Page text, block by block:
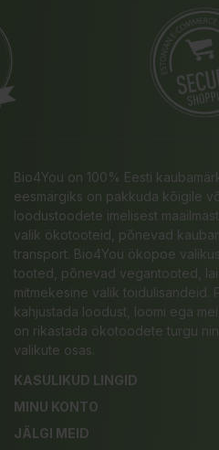
Bio4You on 100% Eesti
eesmärgiks on pakkuda kõigile
loodustoodete imelisest
valik ökotooteid, põnevad
transport. Bio4You ökopoe
tooted, põnevad vegantooted,
mitmekesine valik toidulisandeid.
kahjustada loodust, loomi ega
on rikastada ökotoodete turgu
valikute osas.
KASULIKUD LINGID
MINU KONTO
JÄLGI MEID